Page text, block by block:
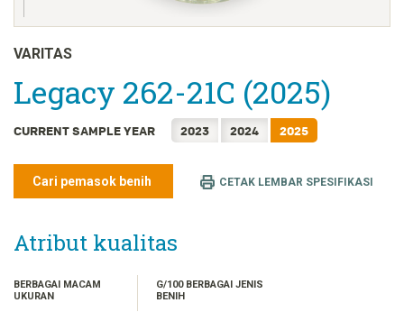
ENGLISH
FRANÇAIS
日本語
한국어
简体中文
ไทย
VARITAS
Legacy 262-21C (2025)
CURRENT SAMPLE YEAR 2023 2024 2025
Cari pemasok benih CETAK LEMBAR SPESIFIKASI
Atribut kualitas
BERBAGAI MACAM
UKURAN
G/100 BERBAGAI JENIS
BENIH